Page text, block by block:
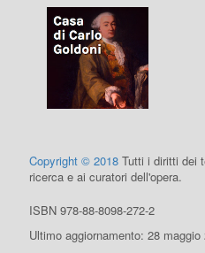
Copyright © 2018 Tutti i diritti dei
ricerca e ai curatori dell'opera.
ISBN 978-88-8098-272-2
Ultimo aggiornamento: 28 maggio